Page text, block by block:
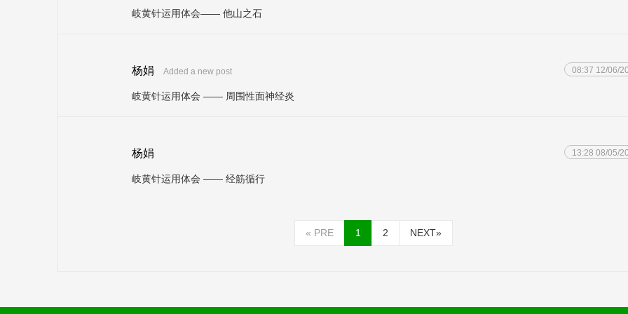
岐黄针运用体会—— 他山之石
杨娟 Added a new post 08:37 12/06/
岐黄针运用体会 —— 周围性面神经炎
杨娟 13:28 08/05/
岐黄针运用体会 —— 经筋循行
« PRE 1 2 NEXT»